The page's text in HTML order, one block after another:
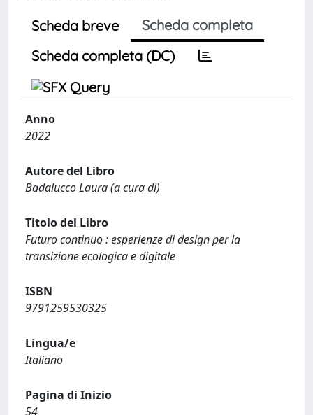
Scheda breve
Scheda completa
Scheda completa (DC)
Anno
2022
Autore del Libro
Badalucco Laura (a cura di)
Titolo del Libro
Futuro continuo : esperienze di design per la
transizione ecologica e digitale
ISBN
9791259530325
Lingua/e
Italiano
Pagina di Inizio
54